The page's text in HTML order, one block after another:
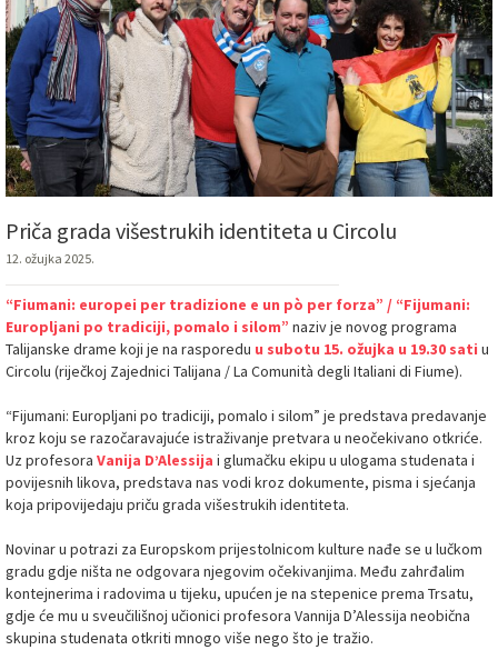
Priča grada višestrukih identiteta u Circolu
12. ožujka 2025.
“Fiumani: europei per tradizione e un pò per forza” / “Fijumani:
Europljani po tradiciji, pomalo i silom” naziv je novog programa
Talijanske drame koji je na rasporedu u subotu 15. ožujka u 19.30 sati u
Circolu (riječkoj Zajednici Talijana / La Comunità degli Italiani di Fiume).
“Fijumani: Europljani po tradiciji, pomalo i silom” je predstava predavanje
kroz koju se razočaravajuće istraživanje pretvara u neočekivano otkriće.
Uz profesora Vanija D’Alessija i glumačku ekipu u ulogama studenata i
povijesnih likova, predstava nas vodi kroz dokumente, pisma i sjećanja
koja pripovijedaju priču grada višestrukih identiteta.
Novinar u potrazi za Europskom prijestolnicom kulture nađe se u lučkom
gradu gdje ništa ne odgovara njegovim očekivanjima. Među zahrđalim
kontejnerima i radovima u tijeku, upućen je na stepenice prema Trsatu,
gdje će mu u sveučilišnoj učionici profesora Vannija D’Alessija neobična
skupina studenata otkriti mnogo više nego što je tražio.